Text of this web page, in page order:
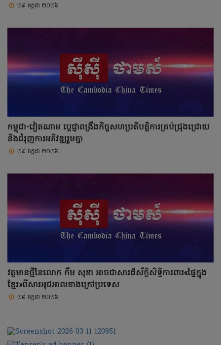
២៩ កក្កដា ២០២៦
កម្ពុជា-វៀតណាម ប្តេជ្ញាពង្រឹងកិច្ចសហប្រតិបត្តិការគ្រប់ជ្រុងជ្រោយ
និងជំរុញការអភិវឌ្ឍរួមគ្នា
២៩ កក្កដា ២០២៦
វត្តមានថ្មីនៃលោក កឹម សុខា អាចជាសារដ៏ស័ក្តិសិទ្ធិការពារ«ផ្ទៃក្នុង
ខ្មែរ»ពីសារអុជអាលខាងក្រៅប្រទេស
២៨ កក្កដា ២០២៦